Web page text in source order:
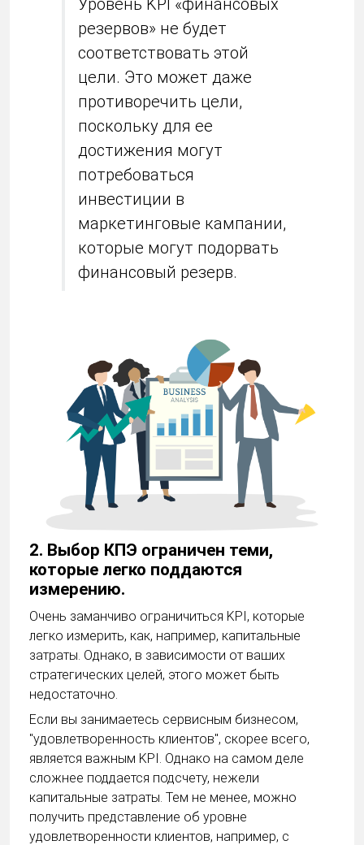
резервов» не будет
соответствовать этой
цели. Это может даже
противоречить цели,
поскольку для ее
достижения могут
потребоваться
инвестиции в
маркетинговые кампании,
которые могут подорвать
финансовый резерв.
2. Выбор КПЭ ограничен теми,
которые легко поддаются
измерению.
Очень заманчиво ограничиться KPI, которые
легко измерить, как, например, капитальные
затраты. Однако, в зависимости от ваших
стратегических целей, этого может быть
недостаточно.
Если вы занимаетесь сервисным бизнесом,
"удовлетворенность клиентов", скорее всего,
является важным KPI. Однако на самом деле
сложнее поддается подсчету, нежели
капитальные затраты. Тем не менее, можно
получить представление об уровне
удовлетворенности клиентов, например, с